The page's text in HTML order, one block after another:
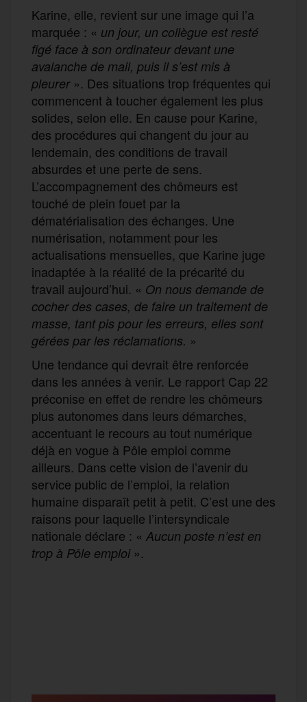
Karine, elle, revient sur une image qui l’a
marquée : « un jour, un collègue est resté
figé face à son ordinateur devant une
avalanche de mail, puis ils’est mis à
pleurer». Des situations trop fréquentes qui
commencent à toucher également les plus
solides, selon elle. En cause pour Karine,
des procédures qui changent du jour au
lendemain, des conditions de travail
absurdes et une perte de sens.
L’accompagnement des chômeurs est
touché de plein fouet par la
dématérialisation des échanges. Une
numérisation, notamment pour les
actualisations mensuelles, que Karine juge
inadaptée à la réalité de la précarité du
travail aujourd’hui. « On nous demande de
cocher des cases, de faire un traitement de
masse, tant pis pour les erreurs, elles sont
gérées par les réclamations. »
Une tendance qui devrait être renforcée
dans les années à venir. Le rapport Cap 22
préconise en effet de rendre les chômeurs
plus autonomes dans leurs démarches,
accentuant le recours au tout numérique
déjà en vogue à Pôle emploi comme
ailleurs. Dans cette vision de l’avenir du
service public de l’emploi, la relation
humaine disparaît petit à petit. C’est une des
raisons pour laquelle l’intersyndicale
nationale déclare : « Aucun poste n’est en
trop à Pôle emploi».